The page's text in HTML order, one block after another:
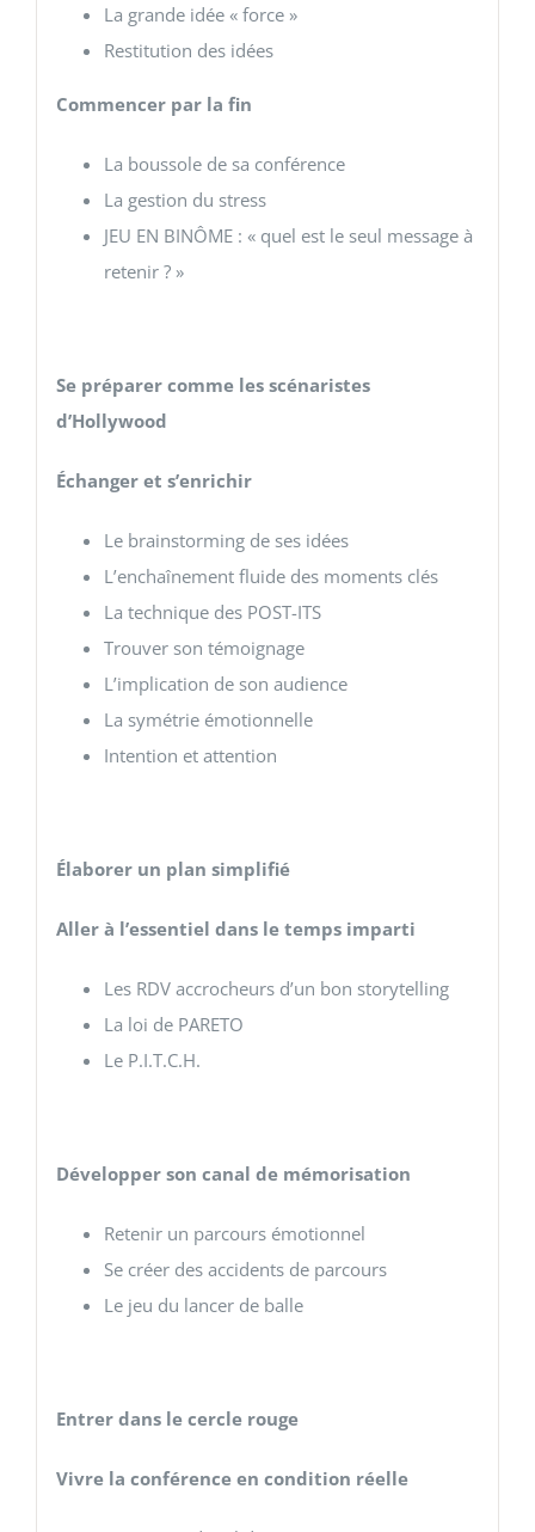
La grande idée « force »
Restitution des idées
Commencer par la fin
La boussole de sa conférence
La gestion du stress
JEU EN BINÔME : « quel est le seul message à
retenir ? »
Se préparer comme les scénaristes
d’Hollywood
Échanger et s’enrichir
Le brainstorming de ses idées
L’enchaînement fluide des moments clés
La technique des POST-ITS
Trouver son témoignage
L’implication de son audience
La symétrie émotionnelle
Intention et attention
Élaborer un plan simplifié
Aller à l’essentiel dans le temps imparti
Les RDV accrocheurs d’un bon storytelling
La loi de PARETO
Le P.I.T.C.H.
Développer son canal de mémorisation
Retenir un parcours émotionnel
Se créer des accidents de parcours
Le jeu du lancer de balle
Entrer dans le cercle rouge
Vivre la conférence en condition réelle